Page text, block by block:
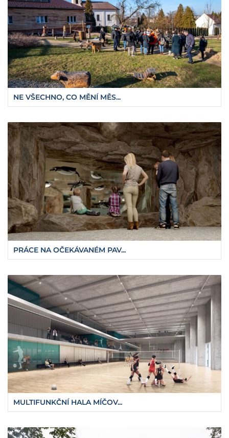
NE VŠECHNO, CO MĚNÍ MĚS...
PRÁCE NA OČEKÁVANÉM PAV...
MULTIFUNKČNÍ HALA MÍČOV...